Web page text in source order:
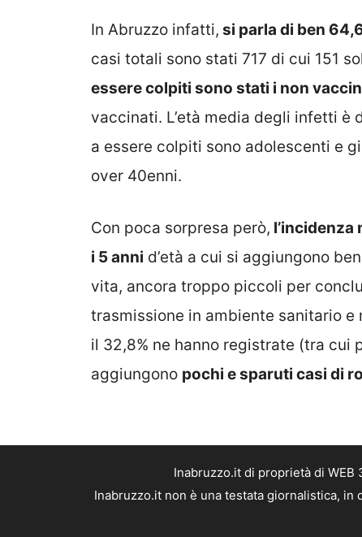
In Abruzzo infatti, si parla di ben
casi totali sono stati 717 di cui 151
essere colpiti sono stati i non
vaccinati. L’età media degli infetti è
a essere colpiti sono adolescenti e
over 40enni.
Con poca sorpresa però,
i 5 anni d’età a cui si aggiungono
vita, ancora troppo piccoli per
trasmissione in ambiente sanitario
il 32,8% ne hanno registrate (tra
aggiungono pochi e sparuti casi di
Inabruzzo.it di proprietà di WEB
Inabruzzo.it non è una testata giornalistica,